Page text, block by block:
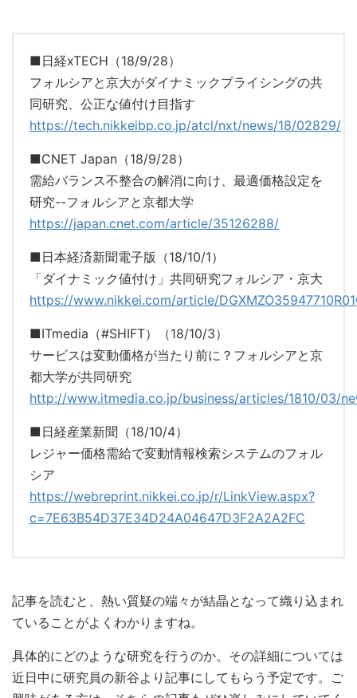
■日経xTECH（18/9/28）
フォルシアと京大がダイナミックプライシングの共
同研究、公正な値付け目指す
https://tech.nikkeibp.co.jp/atcl/nxt/news/18/02829/
■CNET Japan（18/9/28）
需給バランス不整合の解消に向け、最適価格設定を
研究--フォルシアと京都大学
https://japan.cnet.com/article/35126288/
■日本経済新聞電子版（18/10/1）
「ダイナミック値付け」共同研究フォルシア・京大
https://www.nikkei.com/article/
■ITmedia（#SHIFT）（18/10/3）
サービスは変動価格が当たり前に？フォルシアと京
都大学が共同研究
http://www.itmedia.co.jp/business/articles/1810/03/
■日経産業新聞（18/10/4）
レジャー価格需給で変動情報検索システムのフォル
シア
https://webreprint.nikkei.co.jp/r/LinkView.aspx?
c=7E63B54D37E34D24A04647D3F2A2A2FC
記事を読むと、熱い質疑の端々が結晶となって織り込まれ
ていることがよくわかりますね。
具体的にどのような研究を行うのか。その詳細については
近日中に研究員の新谷より記事にしてもらう予定です。ご